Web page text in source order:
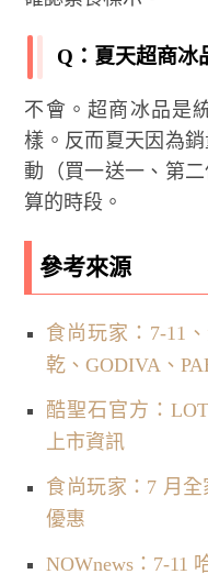
Q：夏天超商冰
不會。超商冰品是
樣。反而夏天因為
動（買一送一、第
算的時段。
參考來源
食尚玩家：7-11
乾、GODIVA、
酷聖石官方：
上市資訊
食尚玩家：7 月
優惠
NOWnews：7-11